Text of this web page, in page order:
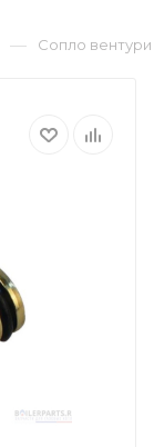
— Сопло вентури